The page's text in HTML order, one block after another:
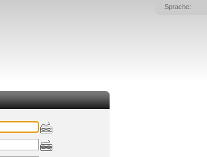
Sprache: